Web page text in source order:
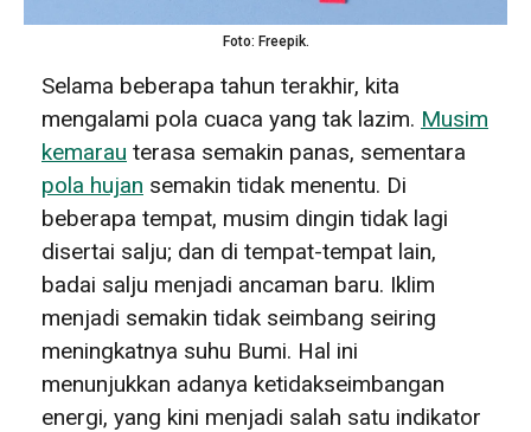
Foto: Freepik.
Selama beberapa tahun terakhir, kita
mengalami pola cuaca yang tak lazim. Musim
kemarau terasa semakin panas, sementara
pola hujan semakin tidak menentu. Di
beberapa tempat, musim dingin tidak lagi
disertai salju; dan di tempat-tempat lain,
badai salju menjadi ancaman baru. Iklim
menjadi semakin tidak seimbang seiring
meningkatnya suhu Bumi. Hal ini
menunjukkan adanya ketidakseimbangan
energi, yang kini menjadi salah satu indikator